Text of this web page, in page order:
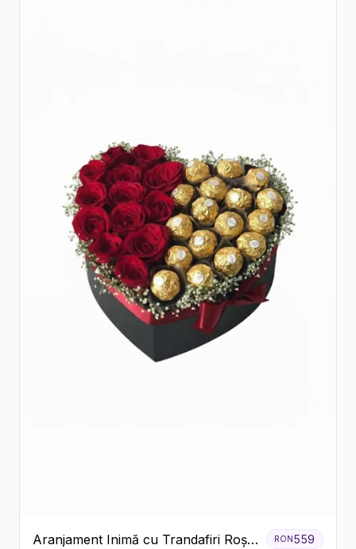
Aranjament Inimă cu Trandafiri Roșii
RON 559